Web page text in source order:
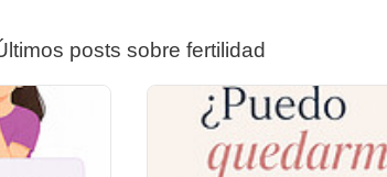
posts sobre fertilidad